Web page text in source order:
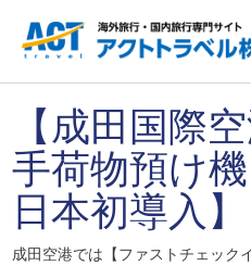
【成田国際
手荷物預け
日本初導入】
成田空港では【ファストチェック